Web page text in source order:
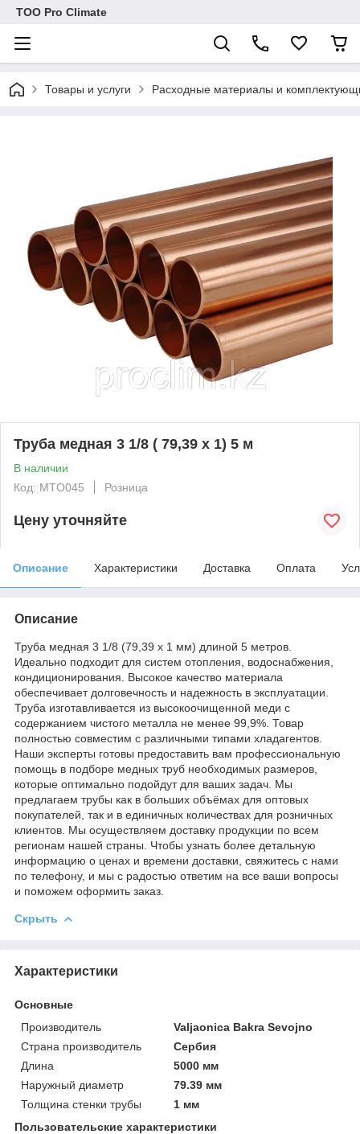
ТОО Pro Climate
Товары и услуги Расходные материалы и
Труба медная 3 1/8 ( 79,39 x 1) 5 м
В наличии
Код: MTO045
Розница
Цену уточняйте
Описание Характеристики Доставка Оплата
Описание
Труба медная 3 1/8 (79,39 x 1 мм) длиной 5 метров.
Идеально подходит для систем отопления, водоснабжения,
кондиционирования. Высокое качество материала
обеспечивает долговечность и надежность в эксплуатации.
Труба изготавливается из высокоочищенной меди с
содержанием чистого металла не менее 99,9%. Товар
полностью совместим с различными типами хладагентов.
Наши эксперты готовы предоставить вам профессиональную
помощь в подборе медных труб необходимых размеров,
которые оптимально подойдут для ваших задач. Мы
предлагаем трубы как в больших объёмах для оптовых
покупателей, так и в единичных количествах для розничных
клиентов. Мы осуществляем доставку продукции по всем
регионам нашей страны. Чтобы узнать более детальную
информацию о ценах и времени доставки, свяжитесь с нами
по телефону, и мы с радостью ответим на все ваши вопросы
и поможем оформить заказ.
Скрыть
Характеристики
Основные
Производитель
Valjaonica Bakra Sevojno
Страна производитель
Сербия
Длина
5000 мм
Наружный диаметр
79.39 мм
Толщина стенки трубы
1 мм
Пользовательские характеристики